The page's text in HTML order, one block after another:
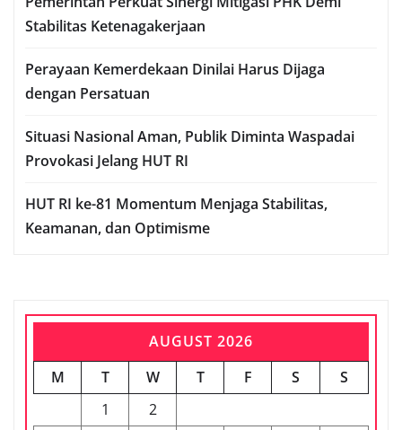
Stabilitas Ketenagakerjaan
Perayaan Kemerdekaan Dinilai Harus Dijaga
dengan Persatuan
Situasi Nasional Aman, Publik Diminta Waspadai
Provokasi Jelang HUT RI
HUT RI ke-81 Momentum Menjaga Stabilitas,
Keamanan, dan Optimisme
AUGUST 2026
M
T W T F S
S
1
2